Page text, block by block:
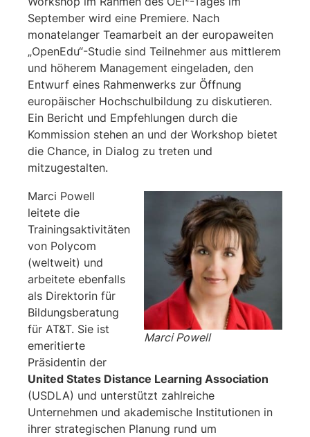
September wird eine Premiere. Nach
monatelanger Teamarbeit an der europaweiten
„OpenEdu“-Studie sind Teilnehmer aus mittlerem
und höherem Management eingeladen, den
Entwurf eines Rahmenwerks zur Öffnung
europäischer Hochschulbildung zu diskutieren.
Ein Bericht und Empfehlungen durch die
Kommission stehen an und der Workshop bietet
die Chance, in Dialog zu treten und
mitzugestalten.
Marci Powell
Marci Powell
leitete die
Trainingsaktivitäten
von Polycom
(weltweit) und
arbeitete ebenfalls
als Direktorin für
Bildungsberatung
für AT&T. Sie ist
emeritierte
Präsidentin der
United States Distance Learning Association
(USDLA) und unterstützt zahlreiche
Unternehmen und akademische Institutionen in
ihrer strategischen Planung rund um